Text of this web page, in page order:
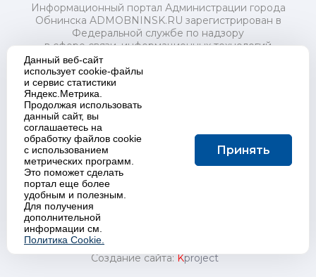
Информационный портал Администрации города
Обнинска ADMOBNINSK.RU зарегистрирован в
Федеральной службе по надзору
в сфере связи, информационных технологий
и массовых коммуникаций (Роскомнадзор) 24 июля
2018 года.
Свидетельство о регистрации Эл № ФС77-73321
Учредитель: Администрация (исполнительно-
распорядительный орган) городского округа "Город
Обнинск". Главный редактор: Байкова Е.А.
Адрес электронной почты Редакции:
redactor@admobninsk.ru
Телефон Редакции: +7 (484) 395-85-85
Настоящий ресурс содержит материалы 18+
Политика в отношении обработки персональных
Создание сайта:Kproject
Данный веб-сайт
использует cookie-файлы
и сервис статистики
Яндекс.Метрика.
Продолжая использовать
данный сайт, вы
соглашаетесь на
обработку файлов cookie
с использованием
метрических программ.
Это поможет сделать
портал еще более
удобным и полезным.
Для получения
дополнительной
информации см.
Политика Cookie.
Принять